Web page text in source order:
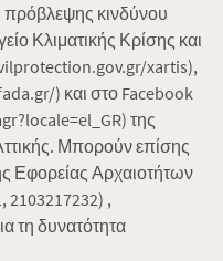
πρόβλεψης κινδύνου
Κλιματικής Κρίσης και
xartis),
) και στο Facebook
της
Μπορούν επίσης
Εφορείας Αρχαιοτήτων
2103217232) ,
τη δυνατότητα